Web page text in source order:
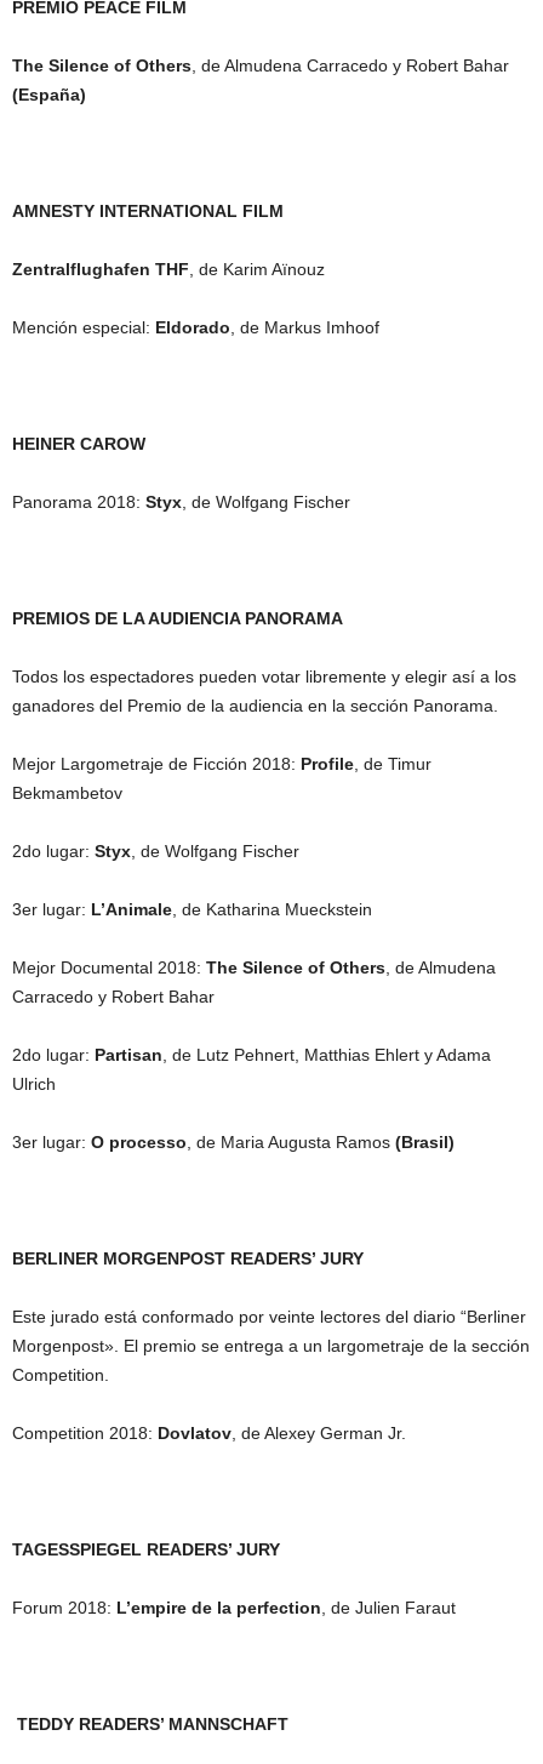
PREMIO PEACE FILM
The Silence of Others, de Almudena Carracedo y Robert Bahar
(España)
AMNESTY INTERNATIONAL FILM
Zentralflughafen THF, de Karim Aïnouz
Mención especial: Eldorado, de Markus Imhoof
HEINER CAROW
Panorama 2018: Styx, de Wolfgang Fischer
PREMIOS DE LA AUDIENCIA PANORAMA
Todos los espectadores pueden votar libremente y elegir así a los
ganadores del Premio de la audiencia en la sección Panorama.
Mejor Largometraje de Ficción 2018: Profile, de Timur
Bekmambetov
2do lugar: Styx, de Wolfgang Fischer
3er lugar: L’Animale, de Katharina Mueckstein
Mejor Documental 2018: The Silence of Others, de Almudena
Carracedo y Robert Bahar
2do lugar: Partisan, de Lutz Pehnert, Matthias Ehlert y Adama
Ulrich
3er lugar: O processo, de Maria Augusta Ramos (Brasil)
BERLINER MORGENPOST READERS’ JURY
Este jurado está conformado por veinte lectores del diario “Berliner
Morgenpost». El premio se entrega a un largometraje de la sección
Competition.
Competition 2018: Dovlatov, de Alexey German Jr.
TAGESSPIEGEL READERS’ JURY
Forum 2018: L’empire de la perfection, de Julien Faraut
TEDDY READERS’ MANNSCHAFT